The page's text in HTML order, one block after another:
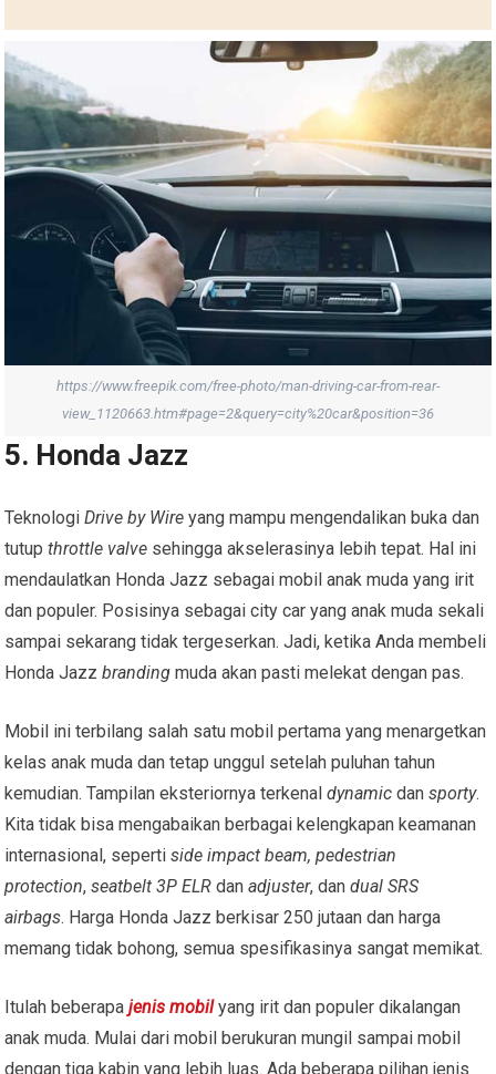
https://www.freepik.com/free-photo/man-driving-car-from-rear-
view_1120663.htm#page=2&query=city%20car&position=36
5. Honda Jazz
TeknologiDrive by Wire yang mampu mengendalikan buka dan
tutupthrottle valve sehingga akselerasinya lebih tepat. Hal ini
mendaulatkan Honda Jazz sebagai mobil anak muda yang irit
dan populer. Posisinya sebagai city car yang anak muda sekali
sampai sekarang tidak tergeserkan. Jadi, ketika Anda membeli
Honda Jazzbranding muda akan pasti melekat dengan pas.
Mobil ini terbilang salah satu mobil pertama yang menargetkan
kelas anak muda dan tetap unggul setelah puluhan tahun
kemudian. Tampilan eksteriornya terkenaldynamic dansporty.
Kita tidak bisa mengabaikan berbagai kelengkapan keamanan
internasional, sepertiside impact beam, pedestrian
protection,seatbelt 3P ELRdanadjuster, dandual SRS
airbags. Harga Honda Jazz berkisar 250 jutaan dan harga
memang tidak bohong, semua spesifikasinya sangat memikat.
Itulah beberapajenis mobilyang irit dan populer dikalangan
anak muda. Mulai dari mobil berukuran mungil sampai mobil
dengan tiga kabin yang lebih luas. Ada beberapa pilihan jenis